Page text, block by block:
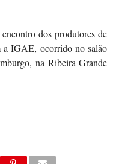
dos produtores de
a IGAE, ocorrido no salão
na Ribeira Grande